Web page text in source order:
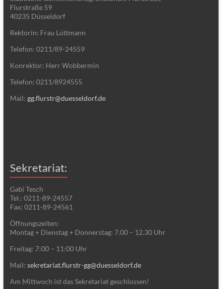
Flurstraße 59
40235 Düsseldorf
Rektorin: Frau Lüttmann
Telefon: 0211/89-24559
Konrektor: Herr Wobbermin
Telefon: 0211/8924555
Mail: gg.flurstr@duesseldorf.de
Sekretariat:
Gabi Tesch
Tel.: 0211-89-24557
Fax: 0211-89-24561
Öffnungszeiten:
Montag + Dienstag + Donnerstag: 7.00 – 12.30 Uhr
Freitag: 7:00 – 11:00 Uhr
Mail: sekretariat.flurstr-gg@duesseldorf.de
Am Mittwoch ist das Sekretariat geschlossen!